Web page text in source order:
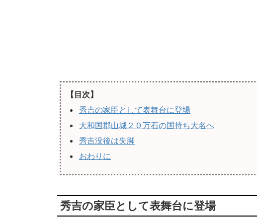
【目次】
秀吉の家臣として表舞台に登場
大和国郡山城２０万石の国持ち大名へ
秀吉没後は失脚
おわりに
秀吉の家臣として表舞台に登場